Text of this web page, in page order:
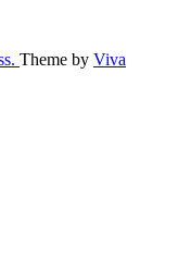
Theme by Viva